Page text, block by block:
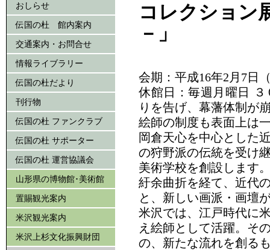
おしらせ
伝国の杜 館内案内
交通案内・お問合せ
情報ライブラリー
伝国の杜だより
刊行物
伝国の杜 ファンクラブ
伝国の杜 サポーター
伝国の杜 運営協議会
山形県の博物館･美術館
置賜観光案内
米沢観光案内
米沢上杉文化振興財団
コレクショ
－」
会期：平成16年2月7日
休館日：毎週月曜日
りを告げ、幕藩体制が
絵師の制度も表面上は
岡倉天心を中心とした
の狩野派の伝統を受け
美術学校を創設します
紆余曲折を経て、近代
と、新しい画派・画壇
米沢では、江戸時代に
え絵師として活躍。そ
の、新たな流れを創る